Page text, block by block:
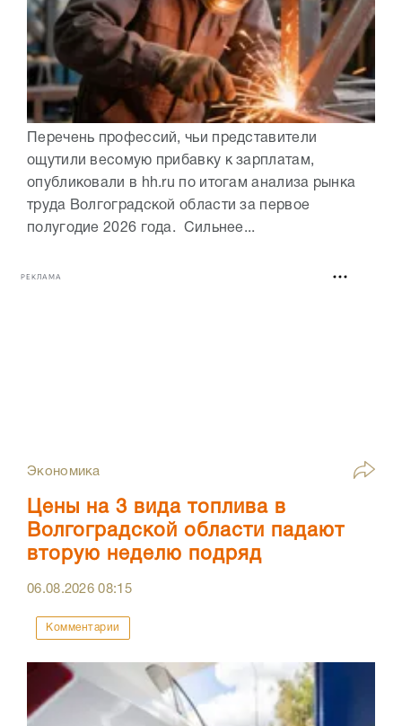
Перечень профессий, чьи представители
ощутили весомую прибавку к зарплатам,
опубликовали в hh.ru по итогам анализа рынка
труда Волгоградской области за первое
полугодие 2026 года. Сильнее...
РЕКЛАМА
Экономика
Цены на 3 вида топлива в
Волгоградской области падают
вторую неделю подряд
06.08.202608:15
Комментарии